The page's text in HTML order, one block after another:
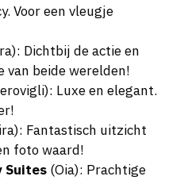
van beide werelden!
Luxe en elegant.
Fantastisch uitzicht
foto waard!
Suites(Oia): Prachtige
Puur genieten!